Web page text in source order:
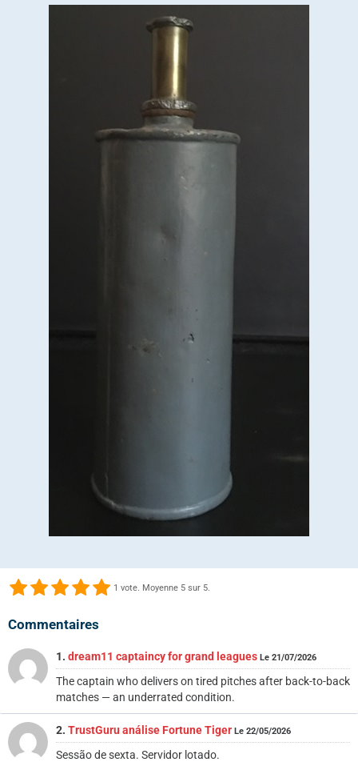
1 vote. Moyenne 5 sur 5.
Commentaires
1. dream11 captaincy for grand leagues Le 21/07/2026
The captain who delivers on tired pitches after back-to-back
matches — an underrated condition.
2. TrustGuru análise Fortune Tiger Le 22/05/2026
Sessão de sexta. Servidor lotado.